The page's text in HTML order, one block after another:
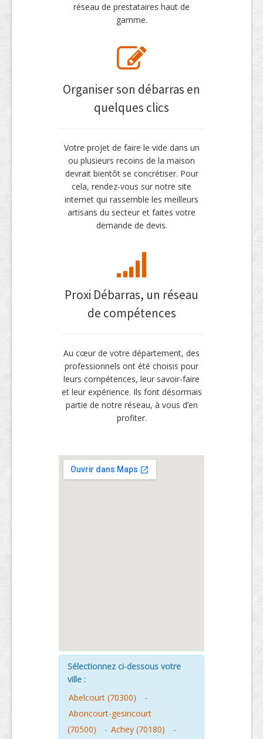
réseau de prestataires haut de
gamme.
Organiser son débarras en
quelques clics
Votre projet de faire le vide dans un
ou plusieurs recoins de la maison
devrait bientôt se concrétiser. Pour
cela, rendez-vous sur notre site
internet qui rassemble les meilleurs
artisans du secteur et faites votre
demande de devis.
Proxi Débarras, un réseau
de compétences
Au cœur de votre département, des
professionnels ont été choisis pour
leurs compétences, leur savoir-faire
et leur expérience. Ils font désormais
partie de notre réseau, à vous d’en
profiter.
Sélectionnez ci-dessous votre
ville :
Abelcourt (70300)
-
Aboncourt-gesincourt
(70500)
- Achey (70180)
-